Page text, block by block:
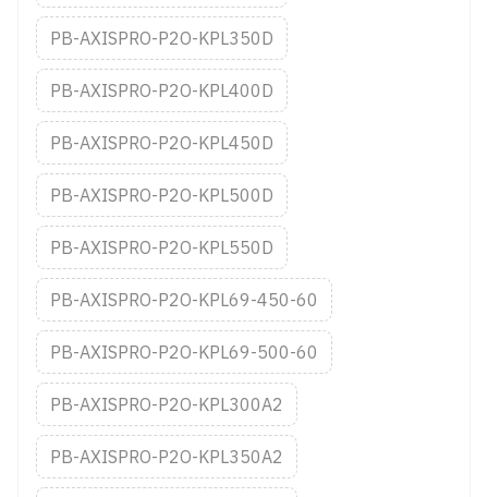
PB-AXISPRO-P2O-KPL350D
PB-AXISPRO-P2O-KPL400D
PB-AXISPRO-P2O-KPL450D
PB-AXISPRO-P2O-KPL500D
PB-AXISPRO-P2O-KPL550D
PB-AXISPRO-P2O-KPL69-450-60
PB-AXISPRO-P2O-KPL69-500-60
PB-AXISPRO-P2O-KPL300A2
PB-AXISPRO-P2O-KPL350A2